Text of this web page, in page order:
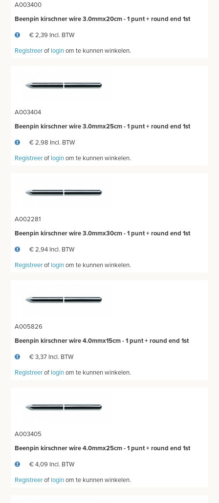
A003400
Beenpin kirschner wire 3.0mmx20cm - 1 punt + round end 1st
€ 2,39 Incl. BTW
Registreerof loginom te kunnen winkelen.
A003404
Beenpin kirschner wire 3.0mmx25cm - 1 punt + round end 1st
€ 2,98 Incl. BTW
Registreerof loginom te kunnen winkelen.
A002281
Beenpin kirschner wire 3.0mmx30cm - 1 punt + round end 1st
€ 2,94 Incl. BTW
Registreerof loginom te kunnen winkelen.
A005826
Beenpin kirschner wire 4.0mmx15cm - 1 punt + round end 1st
€ 3,37 Incl. BTW
Registreerof loginom te kunnen winkelen.
A003405
Beenpin kirschner wire 4.0mmx25cm - 1 punt + round end 1st
€ 4,09 Incl. BTW
Registreerof loginom te kunnen winkelen.